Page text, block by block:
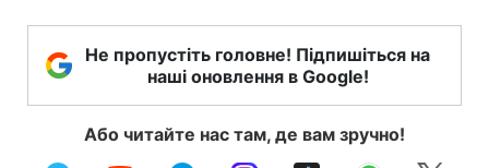
Не пропустіть головне! Підпишіться на
наші оновлення в Google!
Або читайте нас там, де вам зручно!